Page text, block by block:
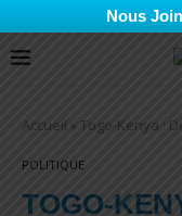
Nous
Accueil » Togo-Kenya :
POLITIQUE
TOGO-